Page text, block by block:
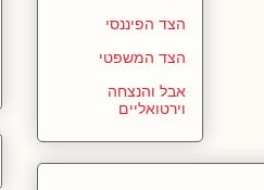
הצד הפיננסי
הצד המשפטי
אבל והנצחה
וירטואליים